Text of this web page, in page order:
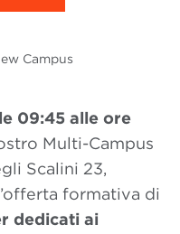
Campus
09:45 alle ore
Multi-Campus
Scalini 23,
formativa di
dedicati ai